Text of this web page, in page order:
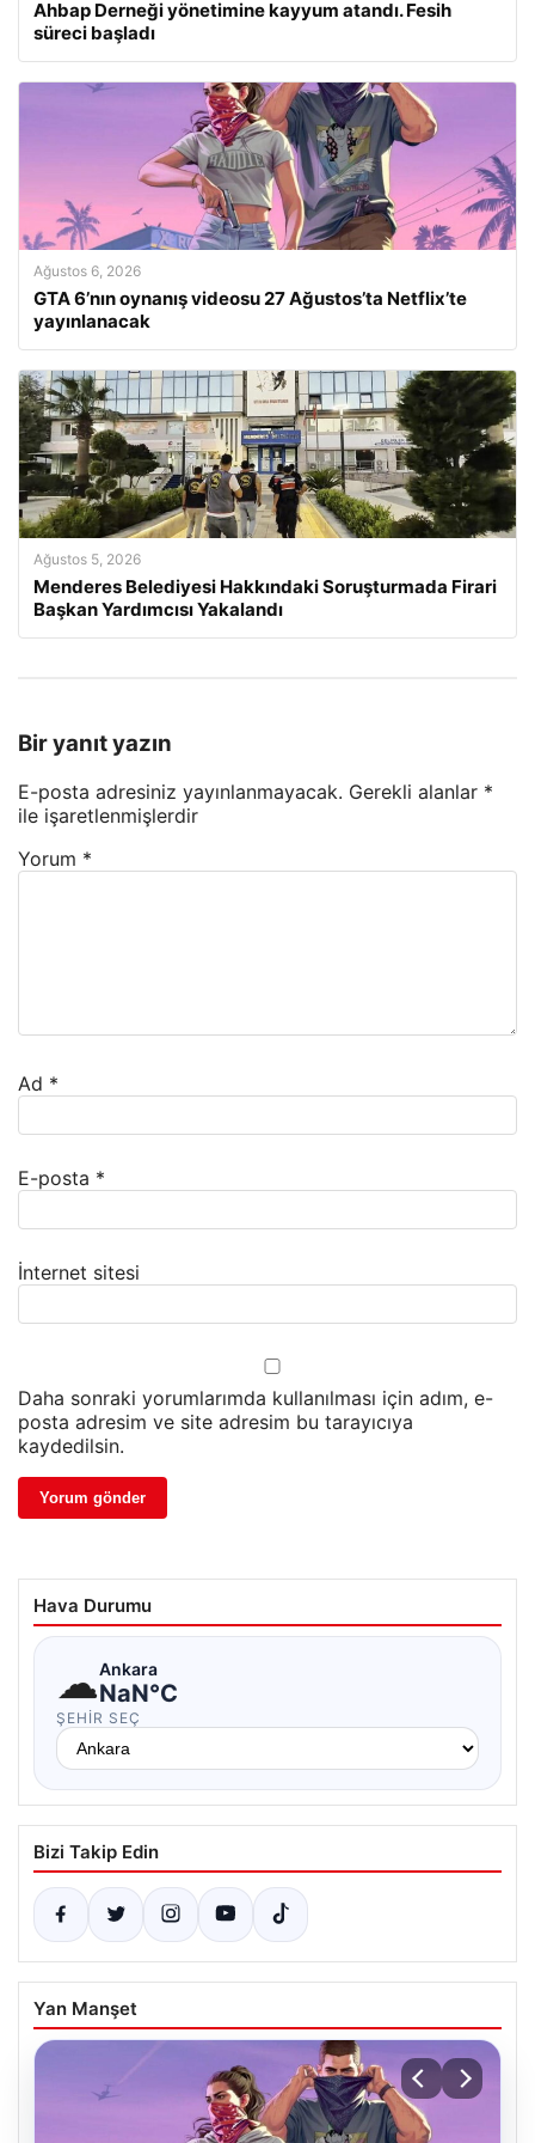
Ahbap Derneği yönetimine kayyum atandı. Fesih
süreci başladı
Ağustos 6, 2026
GTA 6’nın oynanış videosu 27 Ağustos’ta Netflix’te
yayınlanacak
Ağustos 5, 2026
Menderes Belediyesi Hakkındaki Soruşturmada Firari
Başkan Yardımcısı Yakalandı
Bir yanıt yazın
E-posta adresiniz yayınlanmayacak. Gerekli alanlar *
ile işaretlenmişlerdir
Yorum *
Ad *
E-posta *
İnternet sitesi
Daha sonraki yorumlarımda kullanılması için adım, e-
posta adresim ve site adresim bu tarayıcıya
kaydedilsin.
Hava Durumu
☁Ankara
NaN°C
ŞEHIR SEÇ
Bizi Takip Edin
Yan Manşet